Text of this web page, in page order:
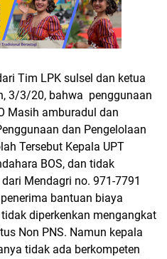
Tim LPK sulsel dan ketua
3/3/20, bahwa penggunaan
Masih amburadul dan
dan Pengelolaan
Tersebut Kepala UPT
BOS, dan tidak
Mendagri no. 971-7791
bantuan biaya
diperkenkan mengangkat
Non PNS. Namun kepala
tidak ada berkompeten